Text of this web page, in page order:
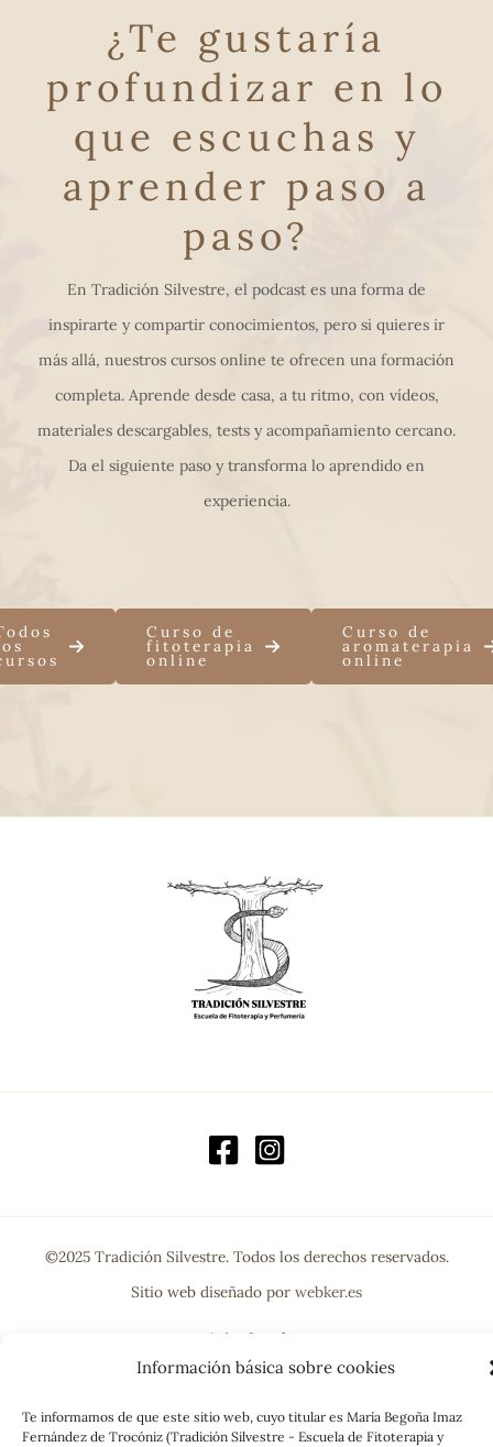
Información básica sobre cookies
Te informamos de que este sitio web, cuyo titular es María Begoña Imaz
Fernández de Trocóniz (Tradición Silvestre - Escuela de Fitoterapia y
¿Te gustaría
profundizar en lo
que escuchas y
aprender paso a
paso?
En Tradición Silvestre, el podcast es una forma de
inspirarte y compartir conocimientos, pero si quieres ir
más allá, nuestros cursos online te ofrecen una formación
completa. Aprende desde casa, a tu ritmo, con vídeos,
materiales descargables, tests y acompañamiento cercano.
Da el siguiente paso y transforma lo aprendido en
experiencia.
Curso de
fitoterapia
online
Curso de
aromaterapia
online
©2025 Tradición Silvestre. Todos los derechos reservados.
Sitio web diseñado por webker.es
Aviso Legal
Condiciones de compra